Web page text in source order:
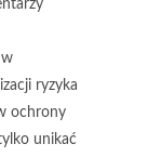
ryzyka
ochrony
unikać